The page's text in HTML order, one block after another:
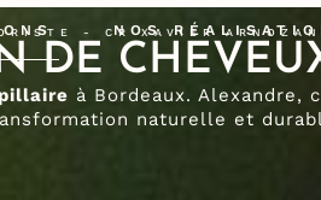
NOS
- CR XAVIER
DE
à Bordeaux. Alexandre,
naturelle et